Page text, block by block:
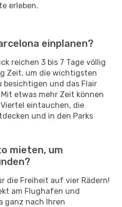
erleben.
einplanen?
reichen 3 bis 7 Tage völlig
Zeit, um die wichtigsten
und das Flair
etwas mehr Zeit können
eintauchen, die
und in den Parks
mieten, um
die Freiheit auf vier Rädern!
am Flughafen und
ganz nach Ihren